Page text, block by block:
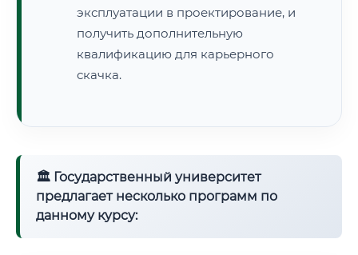
эксплуатации в проектирование, и
получить дополнительную
квалификацию для карьерного
скачка.
🏛 Государственный университет
предлагает несколько программ по
данному курсу: